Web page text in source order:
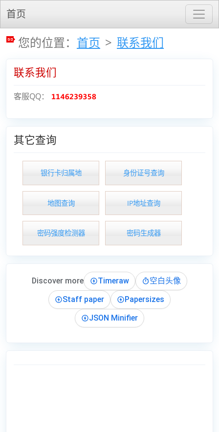
首页
您的位置： 首页 > 联系我们
联系我们
客服QQ：
其它查询
银行卡归属地 身份证号查询
地图查询 IP地址查询
密码强度检测器 密码生成器
Discover more Timeraw
空白头像
Staff paper
Papersizes
JSON Minifier